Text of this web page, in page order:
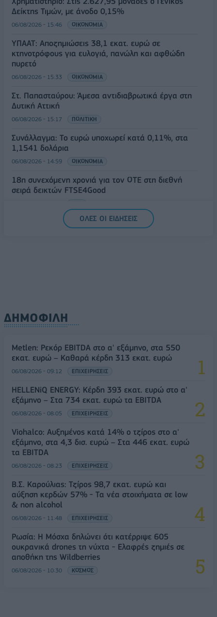
Δείκτης Τιμών, με άνοδο 0,15%
06/08/2026 - 15:46 ΟΙΚΟΝΟΜΙΑ
ΥΠΑΑΤ: Αποζημιώσεις 38,1 εκατ. ευρώ σε
κτηνοτρόφους για ευλογιά, πανώλη και αφθώδη
πυρετό
06/08/2026 - 15:33 ΟΙΚΟΝΟΜΙΑ
Στ. Παπασταύρου: Άμεσα αντιδιαβρωτικά έργα στη
Δυτική Αττική
06/08/2026 - 15:17 ΠΟΛΙΤΙΚΗ
Συνάλλαγμα: Το ευρώ υποχωρεί κατά 0,11%, στα
1,1541 δολάρια
06/08/2026 - 14:59 ΟΙΚΟΝΟΜΙΑ
18η συνεχόμενη χρονιά για τον ΟΤΕ στη διεθνή
σειρά δεικτών FTSE4Good
ΟΛΕΣ ΟΙ ΕΙΔΗΣΕΙΣ
ΔΗΜΟΦΙΛΗ
Metlen: Ρεκόρ EBITDA στο α' εξάμηνο, στα 550
εκατ. ευρώ – Καθαρά κέρδη 313 εκατ. ευρώ
06/08/2026 - 09:12 ΕΠΙΧΕΙΡΗΣΕΙΣ
HELLENiQ ENERGY: Κέρδη 393 εκατ. ευρώ στο α'
εξάμηνο – Στα 734 εκατ. ευρώ τα EBITDA
06/08/2026 - 08:05 ΕΠΙΧΕΙΡΗΣΕΙΣ
Viohalco: Αυξημένος κατά 14% ο τζίρος στο α'
εξάμηνο, στα 4,3 δισ. ευρώ – Στα 446 εκατ. ευρώ
τα EBITDA
06/08/2026 - 08:23 ΕΠΙΧΕΙΡΗΣΕΙΣ
Β.Σ. Καρούλιας: Τζίρος 98,7 εκατ. ευρώ και
αύξηση κερδών 57% - Τα νέα στοιχήματα σε low
& non alcohol
06/08/2026 - 11:48 ΕΠΙΧΕΙΡΗΣΕΙΣ
Ρωσία: Η Μόσχα δηλώνει ότι κατέρριψε 605
ουκρανικά drones τη νύχτα - Ελαφρές ζημιές σε
αποθήκη της Wildberries
06/08/2026 - 10:30 ΚΟΣΜΟΣ